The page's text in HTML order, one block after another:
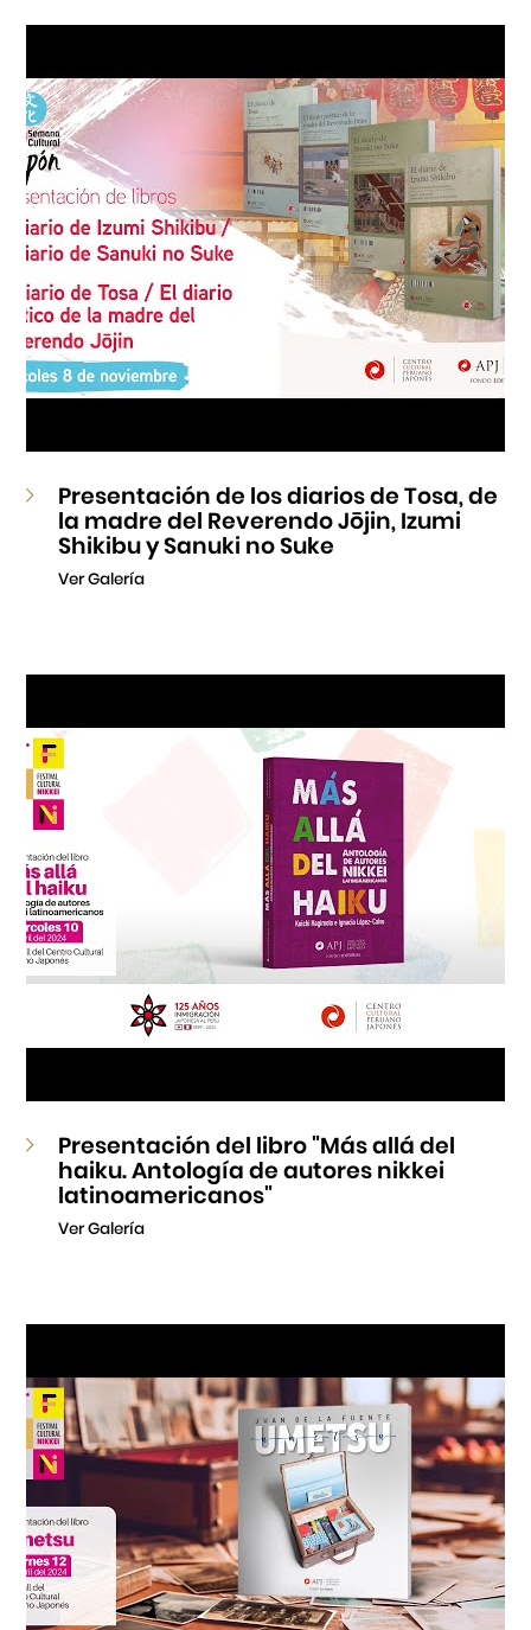
Museo de la Inmigración Japonesa
Fondo Editorial
Teatro Peruano Japonés
Presentación de los diarios de Tosa, de
la madre del Reverendo Jōjin, Izumi
Shikibu y Sanuki no Suke
Ver Galería
Presentación del libro "Más allá del
haiku. Antología de autores nikkei
latinoamericanos"
Ver Galería